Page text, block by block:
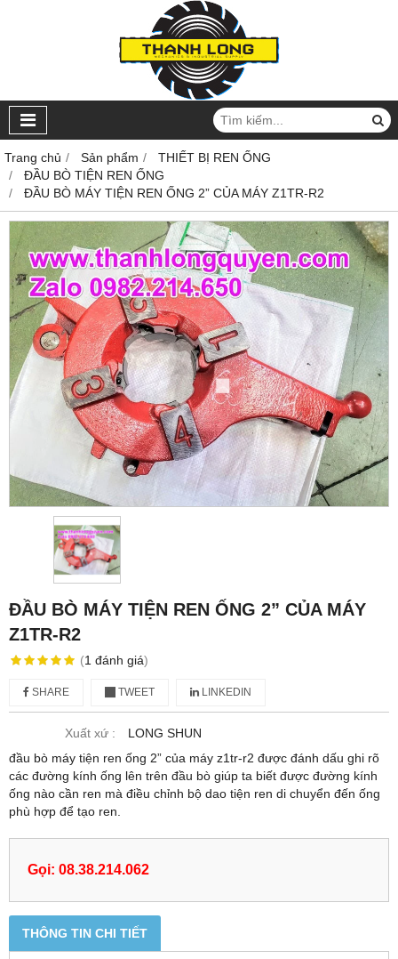
Trang chủ Sản phẩm
THIẾT BỊ REN ỐNG
ĐẦU BÒ TIỆN REN ỐNG
ĐẦU BÒ MÁY TIỆN REN ỐNG 2” CỦA MÁY Z1TR-R2
ĐẦU BÒ MÁY TIỆN REN ỐNG 2” CỦA MÁY
Z1TR-R2
(1 đánh giá)
SHARE TWEET LINKEDIN
Xuất xứ :
LONG SHUN
đầu bò máy tiện ren ống 2” của máy z1tr-r2 được đánh dấu ghi rõ
các đường kính ống lên trên đầu bò giúp ta biết được đường kính
ống nào cần ren mà điều chỉnh bộ dao tiện ren di chuyển đến ống
phù hợp để tạo ren.
Gọi: 08.38.214.062
THÔNG TIN CHI TIẾT